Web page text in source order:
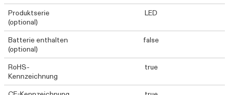
Produktserie
(optional)
LED
Batterie enthalten
(optional)
false
RoHS-
Kennzeichnung
true